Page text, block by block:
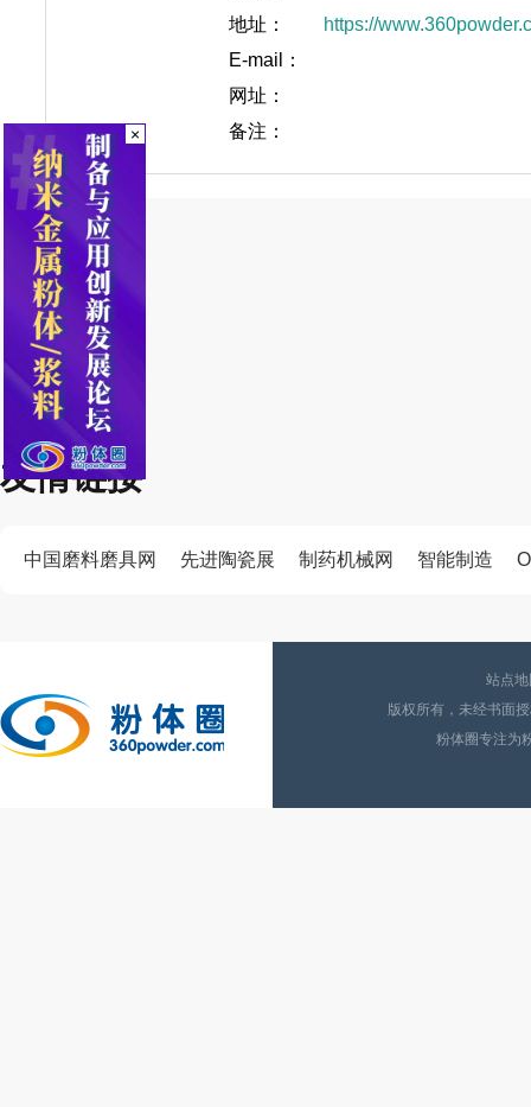
地址：
https://
E-mail：
网址：
备注：
友情链接
中国磨料磨具网 先进陶瓷展 制药机械网 智能制造
站点
版权所有，未经书面
粉体圈专注为
×